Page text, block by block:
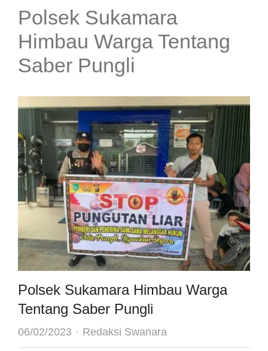
Polsek Sukamara
Himbau Warga Tentang
Saber Pungli
Polsek Sukamara Himbau Warga
Tentang Saber Pungli
06/02/2023 Author
Redaksi Swanara